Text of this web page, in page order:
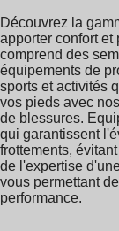
Découvrez la
apporter confort et
comprend des
équipements de
sports et activités
vos pieds avec
de blessures.
qui garantissent
frottements,
de l'expertise
vous permettant
performance.